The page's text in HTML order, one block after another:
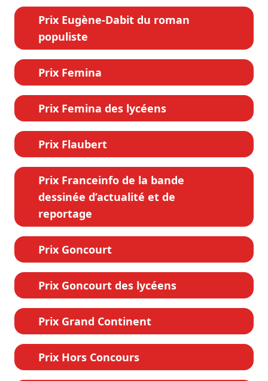
Prix Eugène-Dabit du roman
populiste
Prix Femina
Prix Femina des lycéens
Prix Flaubert
Prix Franceinfo de la bande
dessinée d’actualité et de
reportage
Prix Goncourt
Prix Goncourt des lycéens
Prix Grand Continent
Prix Hors Concours